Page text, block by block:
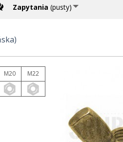
Zapytania (pusty)
M20
M22